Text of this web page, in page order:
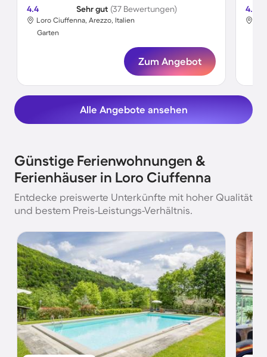
4.4 Sehr gut (37 Bewertungen)
Loro Ciuffenna, Arezzo, Italien
Garten
Zum Angebot
4.5
Alle Angebote ansehen
Günstige Ferienwohnungen &
Ferienhäuser in Loro Ciuffenna
Entdecke preiswerte Unterkünfte mit hoher Qualität
und bestem Preis-Leistungs-Verhältnis.